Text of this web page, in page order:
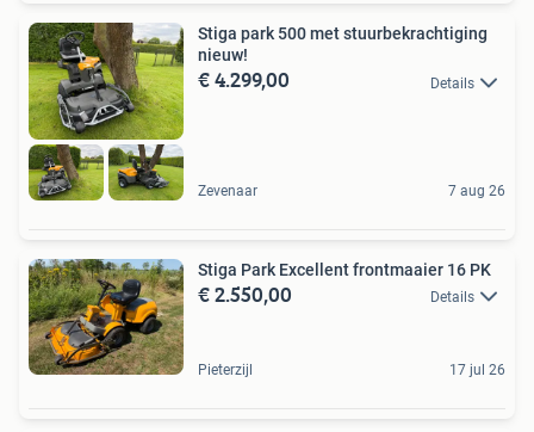
Stiga park 500 met stuurbekrachtiging
nieuw!
€ 4.299,00 Details
Zevenaar 7 aug 26
Stiga Park Excellent frontmaaier 16 PK
€ 2.550,00 Details
Pieterzijl 17 jul 26